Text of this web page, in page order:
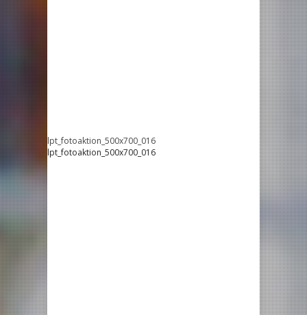
lpt_fotoaktion_500x700_016
lpt_fotoaktion_500x700_016